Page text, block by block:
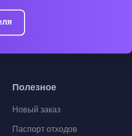
Полезное
Новый заказ
Паспорт отходов